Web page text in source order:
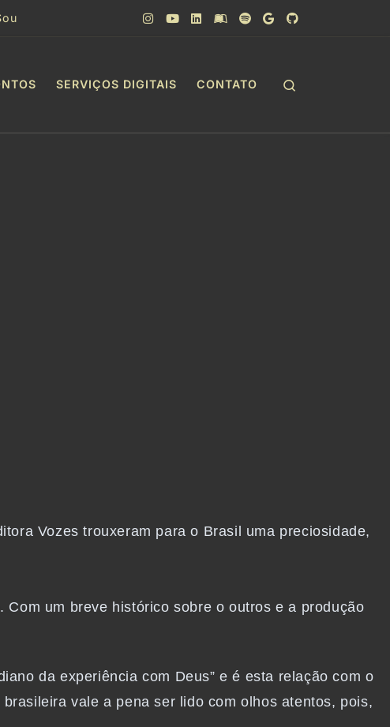
SERVIÇOS DIGITAIS CONTATO
Vozes trouxeram para o Brasil uma preciosidade,
um breve histórico sobre o outros e a produção
da experiência com Deus” e é esta relação com o
vale a pena ser lido com olhos atentos, pois,